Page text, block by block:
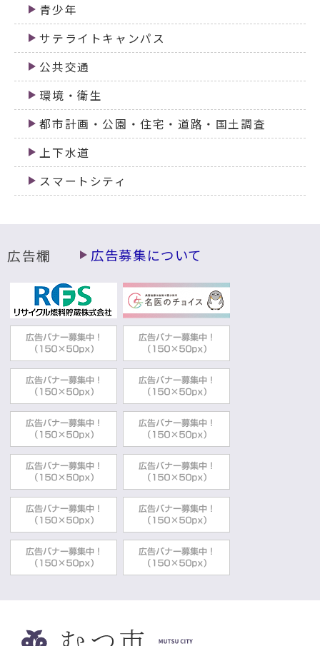
青少年
サテライトキャンパス
公共交通
環境・衛生
都市計画・公園・住宅・道路・国土調査
上下水道
スマートシティ
広告欄 広告募集について